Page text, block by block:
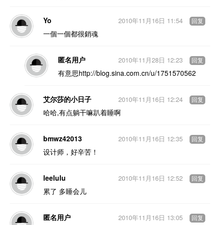
Yo
一個一個都很銷魂
2010年11月16日 11:54 回复
匿名用户
有意思http://blog.sina.com.cn/u/1751570562
2010年11月28日 12:23 回复
艾尔莎的小日子
哈哈,有点躺干嘛趴着睡啊
2010年11月16日 12:24 回复
bmwz42013
设计师，好辛苦！
2010年11月16日 12:35 回复
leelulu
累了 多睡会儿
2010年11月16日 12:52 回复
匿名用户
2010年11月16日 13:05 回复